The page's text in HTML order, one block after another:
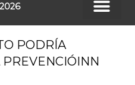
PODRÍA